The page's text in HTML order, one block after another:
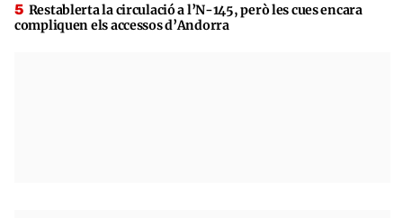
Restablerta la circulació a l’N-145, però les cues encara
compliquen els accessos d’Andorra